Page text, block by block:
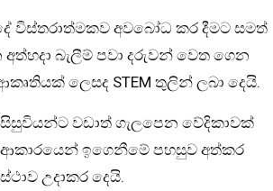
විස්තරාත්මකව අවබෝධ කර දීමට සමත්
බැලීම් පවා දරුවන් වෙත ගෙන
ලෙසද STEM තුලින් ලබා දෙයි.
වඩාත් ගැලපෙන වේදිකාවක්
ආකාරයෙන් ඉගෙනීමේ පහසුව අත්කර
උදාකර දෙයි.